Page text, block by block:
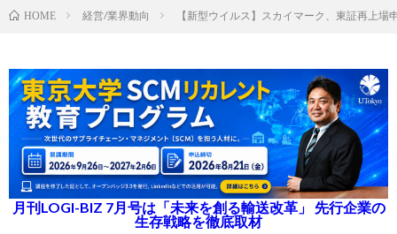
HOME 経営/業界動向 【新型ウイルス】スカイマーク、東証再上場
月刊LOGI-BIZ 7月号は「未来を創る輸送改革」 先行企業の
生存戦略を徹底取材